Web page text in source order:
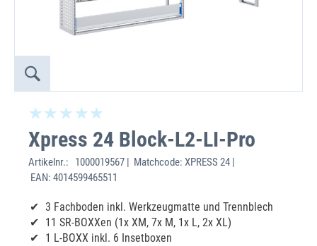
Xpress 24 Block-L2-LI-Pro
Artikelnr.:
1000019567 | Matchcode: XPRESS 24 |
EAN: 4014599465511
3 Fachboden inkl. Werkzeugmatte und Trennblech
11 SR-BOXXen (1x XM, 7x M, 1x L, 2x XL)
1 L-BOXX inkl. 6 Insetboxen